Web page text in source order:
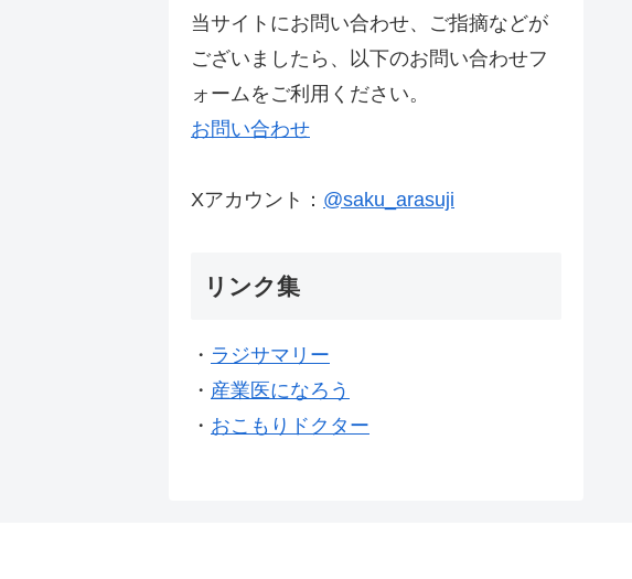
当サイトにお問い合わせ、ご指摘などが
ございましたら、以下のお問い合わせフ
ォームをご利用ください。
お問い合わせ
Xアカウント： @saku_arasuji
リンク集
・ ラジサマリー
・ 産業医になろう
・ おこもりドクター